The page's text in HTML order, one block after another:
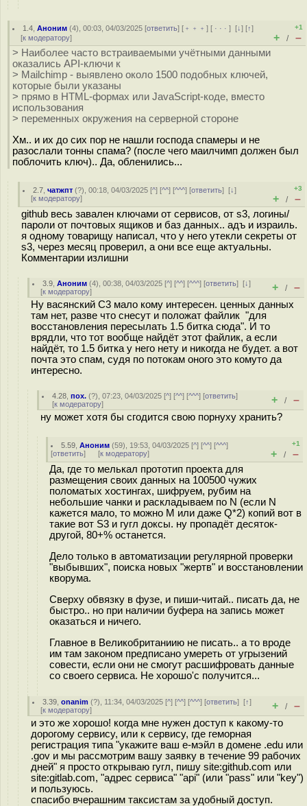
1.4 ,Аноним (4), 00:03, 04/03/2025 [ответить] [ ﹢﹢﹢] [ · · ·][↓] [↑]
[к модератору]
+1
+ / –
> Наиболее часто встраиваемыми учётными данными
оказались API-ключи к
> Mailchimp - выявлено около 1500 подобных ключей,
которые были указаны
> прямо в HTML-формах или JavaScript-коде, вместо
использования
> переменных окружения на серверной стороне
Хм.. и их до сих пор не нашли господа cпамеры и не
разослали тонны спама? (после чего маилчимп должен был
поблочить ключ).. Да, обленились...
2.7 ,чатжпт (?), 00:18, 04/03/2025 [^] [^^] [^^^] [ответить][↓]
[к модератору]
+3
+ / –
github весь завален ключами от сервисов, от s3, логины/
пароли от почтовых ящиков и баз данных.. адъ и израиль.
я одному товарищу написал, что у него утекли секреты от
s3, через месяц проверил, а они все еще актуальны.
Комментарии излишни
3.9 ,Аноним (4), 00:38, 04/03/2025 [^] [^^] [^^^] [ответить][↓]
[к модератору] + / –
Ну васянский С3 мало кому интересен. ценных данных
там нет, разве что снесут и положат файлик "для
восстановления пересылать 1.5 битка сюда". И то
врядли, что тот вообще найдёт этот файлик, а если
найдёт, то 1.5 битка у него нету и никогда не будет. а вот
почта это спам, судя по потокам оного это комуто да
интересно.
4.28 ,пох. (?), 07:23, 04/03/2025 [^] [^^] [^^^] [ответить]
[к модератору] + / –
ну может хотя бы сгодится свою порнуху хранить?
5.59 ,Аноним (59), 19:53, 04/03/2025 [^] [^^] [^^^]
[ответить] [к модератору]
+1
+ / –
Да, где то мелькал прототип проекта для
размещения своих данных на 100500 чужих
поломатых хостингах, шифруем, рубим на
небольшие чанки и раскладываем по N (если N
кажется мало, то можно M или даже Q*2) копий вот в
такие вот S3 и гугл доксы. ну пропадёт десяток-
другой, 80+% останется.
Дело только в автоматизации регулярной проверки
"выбывших", поиска новых "жертв" и восстановлении
кворума.
Сверху обвязку в фузе, и пиши-читай.. писать да, не
быстро.. но при наличии буфера на запись может
оказаться и ничего.
Главное в Великобританиию не писать.. а то вроде
им там законом предписано умереть от угрызений
совести, если они не смогут расшифровать данные
со своего сервиса. Не хорошо'с получится...
3.39 ,onanim (?), 11:34, 04/03/2025 [^] [^^] [^^^] [ответить][↑]
[к модератору] + / –
и это же хорошо! когда мне нужен доступ к какому-то
дорогому сервису, или к сервису, где геморная
регистрация типа "укажите ваш е-мэйл в домене .edu или
.gov и мы рассмотрим вашу заявку в течение 99 рабочих
дней" я просто открываю гугл, пишу site:github.com или
site:gitlab.com, "адрес сервиса" "api" (или "pass" или "key")
и пользуюсь.
спасибо вчерашним таксистам за удобный доступ.